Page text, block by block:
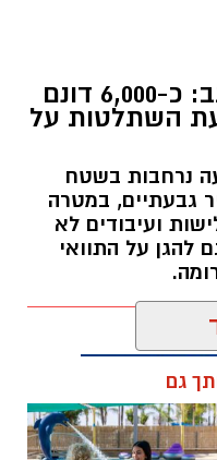
נאלצו תושבי
בלתי נתפסת
שהפרו לחלוטין את
מבצע נטיעות ענק בנגב: כ-6,000 דונם
השתלטות על
נרחבות בשטח
גבעתיים, במטרה
ועיבודים לא
להגן על התוואי
גם